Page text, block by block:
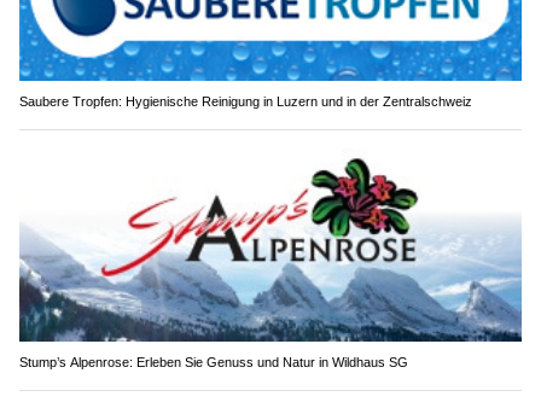
Saubere Tropfen: Hygienische Reinigung in Luzern und in der Zentralschweiz
Stump’s Alpenrose: Erleben Sie Genuss und Natur in Wildhaus SG